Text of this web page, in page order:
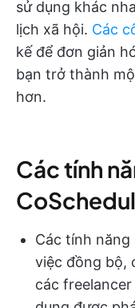
sử dụng khác
lịch xã hội. Các
kế để đơn giản
bạn trở thành
hơn.
Các tính
Các tính
việc đồng bộ,
các